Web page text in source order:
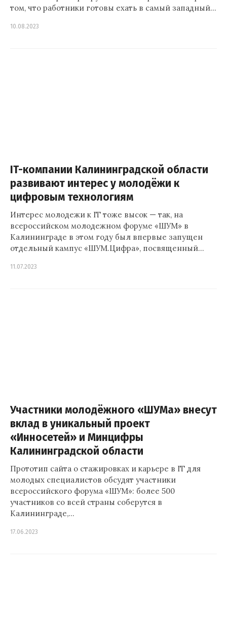
том, что работники готовы ехать в самый западный…
10.08.2023
IT-компании Калининградской области
развивают интерес у молодёжи к
цифровым технологиям
Интерес молодежи к IT тоже высок — так, на
всероссийском молодежном форуме «ШУМ» в
Калининграде в этом году был впервые запущен
отдельный кампус «ШУМ.Цифра», посвященный…
11.07.2023
Участники молодёжного «ШУМа» внесут
вклад в уникальный проект
«Инносетей» и Минцифры
Калининградской области
Прототип сайта о стажировках и карьере в IT для
молодых специалистов обсудят участники
всероссийского форума «ШУМ»: более 500
участников со всей страны соберутся в
Калининграде,…
17.06.2023